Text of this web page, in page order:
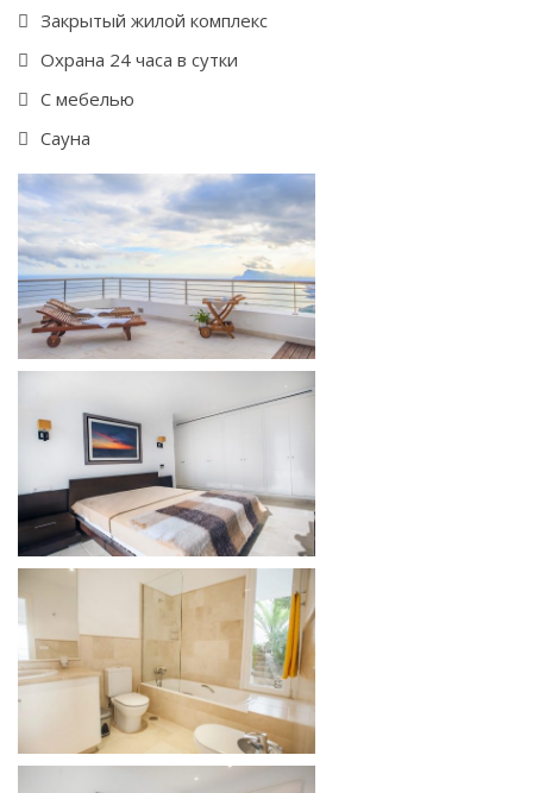
Закрытый жилой комплекс
Охрана 24 часа в сутки
С мебелью
Сауна